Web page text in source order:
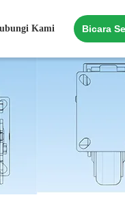
Kami Bicara